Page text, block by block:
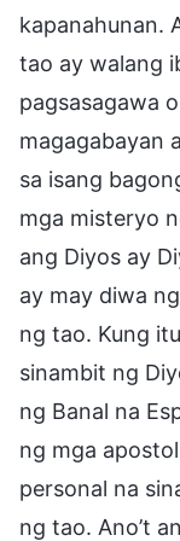
kapanahunan.
tao ay walang
pagsasagawa
magagabayan
sa isang
mga misteryo
ang Diyos ay
ay may diwa
ng tao. Kung
sinambit ng
ng Banal na
ng mga
personal na
ng tao. Ano’t